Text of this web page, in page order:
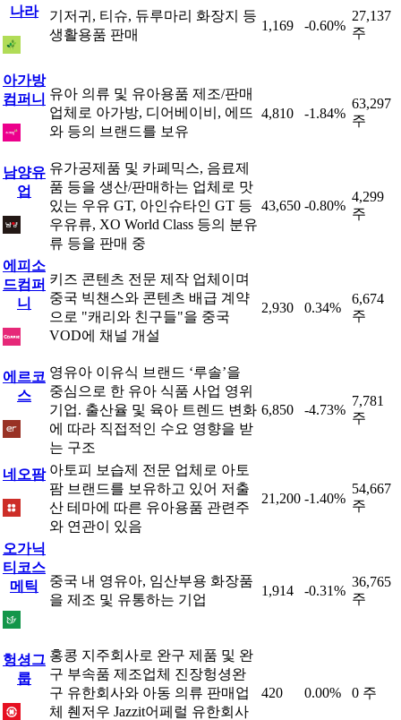
나라
기저귀, 티슈, 듀루마리 화장지 등
생활용품 판매
1,169 -0.60%
27,137
주
아가방
컴퍼니 유아 의류 및 유아용품 제조/판매
업체로 아가방, 디어베이비, 에뜨
와 등의 브랜드를 보유
4,810 -1.84%
63,297
주
남양유
업
유가공제품 및 카페믹스, 음료제
품 등을 생산/판매하는 업체로 맛
있는 우유 GT, 아인슈타인 GT 등
우유류, XO World Class 등의 분유
류 등을 판매 중
43,650 -0.80%
4,299
주
에피소
드컴퍼
니
키즈 콘텐츠 전문 제작 업체이며
중국 빅챈스와 콘텐츠 배급 계약
으로 "캐리와 친구들"을 중국
VOD에 채널 개설
2,930 0.34%
6,674
주
에르코
스
영유아 이유식 브랜드 ‘루솔’을
중심으로 한 유아 식품 사업 영위
기업. 출산율 및 육아 트렌드 변화
에 따라 직접적인 수요 영향을 받
는 구조
6,850 -4.73%
7,781
주
네오팜 아토피 보습제 전문 업체로 아토
팜 브랜드를 보유하고 있어 저출
산 테마에 따른 유아용품 관련주
와 연관이 있음
21,200 -1.40%
54,667
주
오가닉
티코스
메틱
중국 내 영유아, 임산부용 화장품
을 제조 및 유통하는 기업
1,914 -0.31%
36,765
주
헝셩그
룹
홍콩 지주회사로 완구 제품 및 완
구 부속품 제조업체 진장헝셩완
구 유한회사와 아동 의류 판매업
체 췐저우 Jazzit어페럴 유한회사
420 0.00% 0 주